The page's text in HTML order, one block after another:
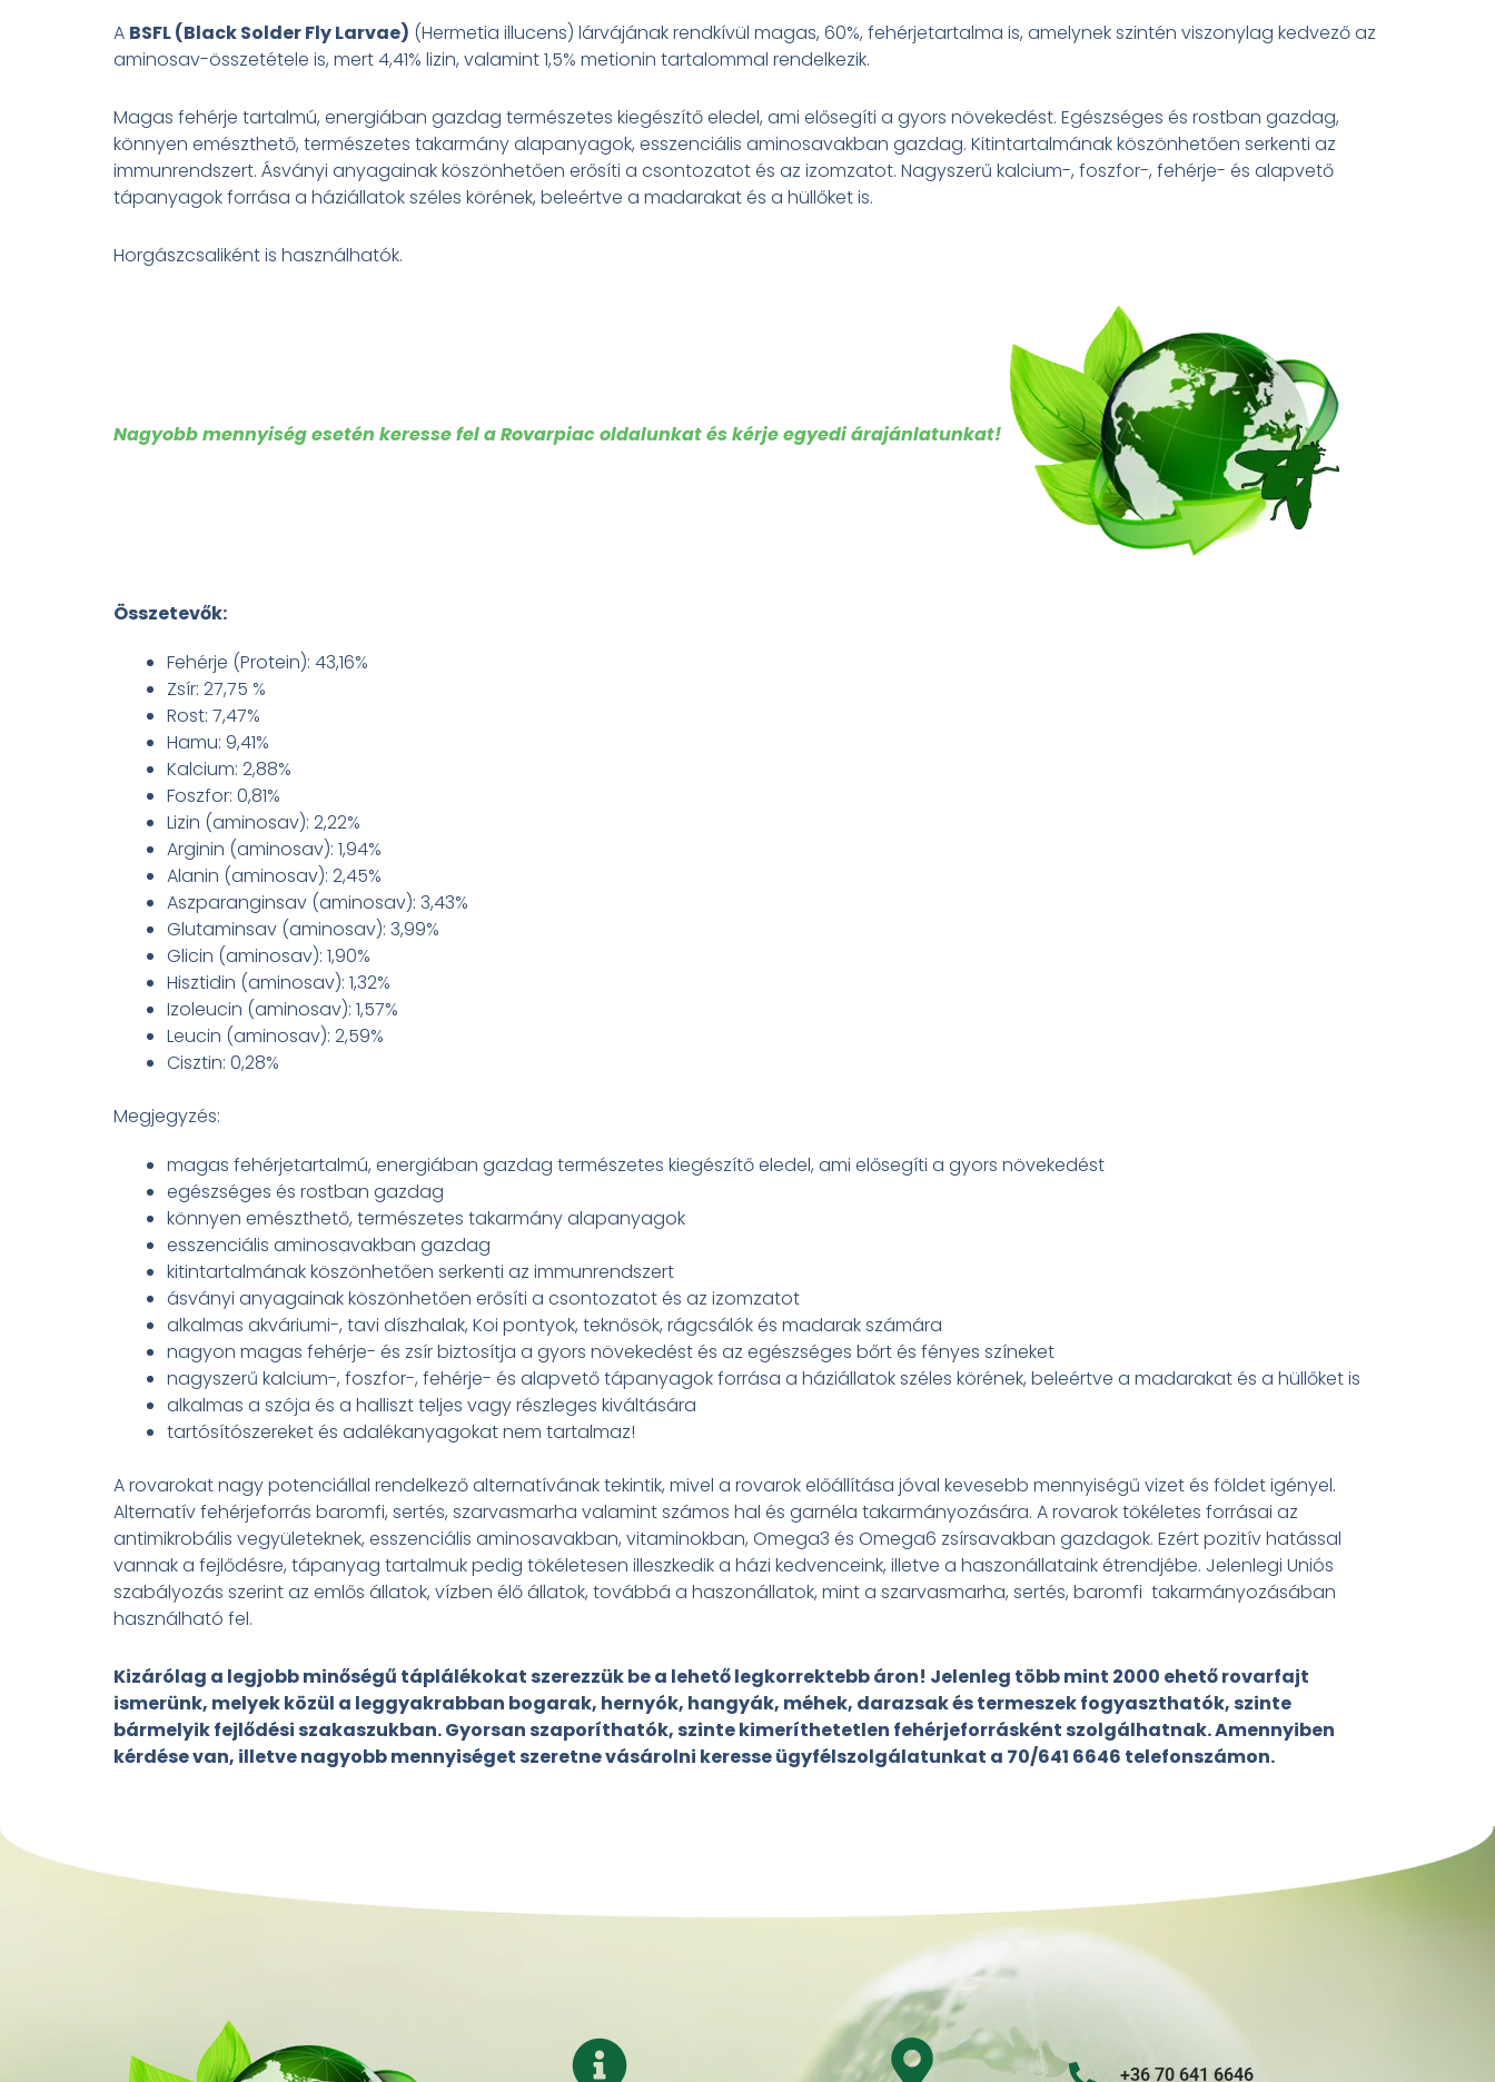
A BSFL (Black Solder Fly Larvae) (Hermetia illucens) lárvájának rendkívül magas, 60%, fehérjetartalma is, amelynek szintén viszonylag kedvező az
aminosav-összetétele is, mert 4,41% lizin, valamint 1,5% metionin tartalommal rendelkezik.
Magas fehérje tartalmú, energiában gazdag természetes kiegészítő eledel, ami elősegíti a gyors növekedést. Egészséges és rostban gazdag,
könnyen emészthető, természetes takarmány alapanyagok, esszenciális aminosavakban gazdag. Kitintartalmának köszönhetően serkenti az
immunrendszert. Ásványi anyagainak köszönhetően erősíti a csontozatot és az izomzatot. Nagyszerű kalcium-, foszfor-, fehérje- és alapvető
tápanyagok forrása a háziállatok széles körének, beleértve a madarakat és a hüllőket is.
Horgászcsaliként is használhatók.
Nagyobb mennyiség esetén keresse fel a Rovarpiac oldalunkat és kérje egyedi árajánlatunkat!
Összetevők:
Fehérje (Protein): 43,16%
Zsír: 27,75 %
Rost: 7,47%
Hamu: 9,41%
Kalcium: 2,88%
Foszfor: 0,81%
Lizin (aminosav): 2,22%
Arginin (aminosav): 1,94%
Alanin (aminosav): 2,45%
Aszparanginsav (aminosav): 3,43%
Glutaminsav (aminosav): 3,99%
Glicin (aminosav): 1,90%
Hisztidin (aminosav): 1,32%
Izoleucin (aminosav): 1,57%
Leucin (aminosav): 2,59%
Cisztin: 0,28%
Megjegyzés:
magas fehérjetartalmú, energiában gazdag természetes kiegészítő eledel, ami elősegíti a gyors növekedést
egészséges és rostban gazdag
könnyen emészthető, természetes takarmány alapanyagok
esszenciális aminosavakban gazdag
kitintartalmának köszönhetően serkenti az immunrendszert
ásványi anyagainak köszönhetően erősíti a csontozatot és az izomzatot
alkalmas akváriumi-, tavi díszhalak, Koi pontyok, teknősök, rágcsálók és madarak számára
nagyon magas fehérje- és zsír biztosítja a gyors növekedést és az egészséges bőrt és fényes színeket
nagyszerű kalcium-, foszfor-, fehérje- és alapvető tápanyagok forrása a háziállatok széles körének, beleértve a madarakat és a hüllőket is
alkalmas a szója és a halliszt teljes vagy részleges kiváltására
tartósítószereket és adalékanyagokat nem tartalmaz!
A rovarokat nagy potenciállal rendelkező alternatívának tekintik, mivel a rovarok előállítása jóval kevesebb mennyiségű vizet és földet igényel.
Alternatív fehérjeforrás baromfi, sertés, szarvasmarha valamint számos hal és garnéla takarmányozására. A rovarok tökéletes forrásai az
antimikrobális vegyületeknek, esszenciális aminosavakban, vitaminokban, Omega3 és Omega6 zsírsavakban gazdagok. Ezért pozitív hatással
vannak a fejlődésre, tápanyag tartalmuk pedig tökéletesen illeszkedik a házi kedvenceink, illetve a haszonállataink étrendjébe. Jelenlegi Uniós
szabályozás szerint az emlős állatok, vízben élő állatok, továbbá a haszonállatok, mint a szarvasmarha, sertés, baromfi takarmányozásában
használható fel.
Kizárólag a legjobb minőségű táplálékokat szerezzük be a lehető legkorrektebb áron! Jelenleg több mint 2000 ehető rovarfajt
ismerünk, melyek közül a leggyakrabban bogarak, hernyók, hangyák, méhek, darazsak és termeszek fogyaszthatók, szinte
bármelyik fejlődési szakaszukban. Gyorsan szaporíthatók, szinte kimeríthetetlen fehérjeforrásként szolgálhatnak. Amennyiben
kérdése van, illetve nagyobb mennyiséget szeretne vásárolni keresse ügyfélszolgálatunkat a 70/641 6646 telefonszámon.
+36 70 641 6646